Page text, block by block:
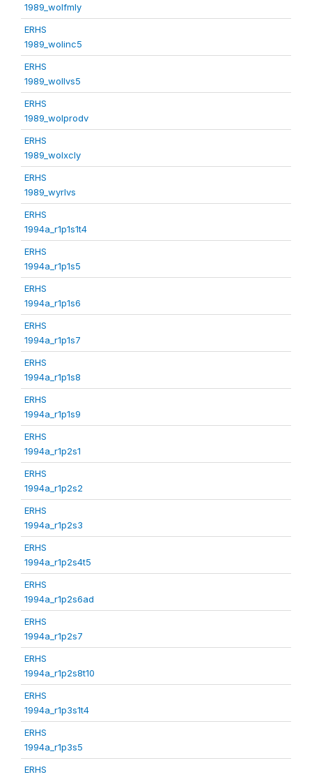
1989_wolfmly
ERHS
1989_wolinc5
ERHS
1989_wollvs5
ERHS
1989_wolprodv
ERHS
1989_wolxcly
ERHS
1989_wyrlvs
ERHS
1994a_r1p1s1t4
ERHS
1994a_r1p1s5
ERHS
1994a_r1p1s6
ERHS
1994a_r1p1s7
ERHS
1994a_r1p1s8
ERHS
1994a_r1p1s9
ERHS
1994a_r1p2s1
ERHS
1994a_r1p2s2
ERHS
1994a_r1p2s3
ERHS
1994a_r1p2s4t5
ERHS
1994a_r1p2s6ad
ERHS
1994a_r1p2s7
ERHS
1994a_r1p2s8t10
ERHS
1994a_r1p3s1t4
ERHS
1994a_r1p3s5
ERHS